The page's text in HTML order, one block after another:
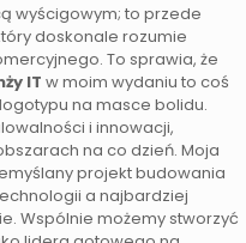
wyścigowym; to przede
doskonale rozumie
To sprawia, że
IT w moim wydaniu to coś
na masce bolidu.
i innowacji,
na co dzień. Moja
projekt budowania
a najbardziej
Wspólnie możemy stworzyć